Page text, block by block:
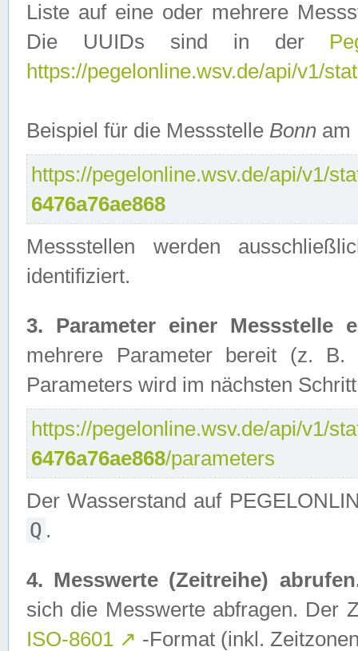
Liste auf eine oder mehrere
Die UUIDs sind in der
https://pegelonline.wsv.de/api/v1/
Beispiel für die Messstelle Bonn am
https://pegelonline.wsv.de/api/v1/
6476a76ae868
Messstellen werden
identifiziert.
3. Parameter einer Messstelle
mehrere Parameter bereit (z.
Parameters wird im nächsten
https://pegelonline.wsv.de/api/v1/
6476a76ae868/parameters
Der Wasserstand auf
Q .
4. Messwerte (Zeitreihe)
sich die Messwerte abfragen. Der
ISO-8601 ↗ -Format (inkl.